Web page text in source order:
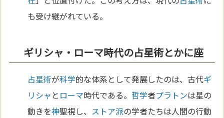
も受け継がれている。
ギリシャ・ローマ時代の占星術とかに座
占星術が科学的な体系として発展したのは、古代ギ
リシャ と ローマ時代である。 哲学者プラトンは星の
動きを神聖視し、 ストア派の学者たちは人間の行動